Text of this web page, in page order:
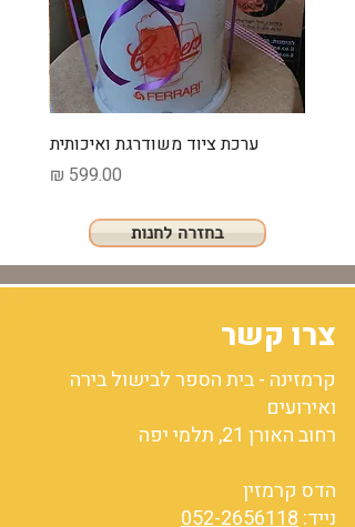
ערכת ציוד משודרגת ואיכותית
מחיר
בחזרה לחנות
צרו קשר
קרמזינה - בית הספר לבישול בירה
ואירועים
רחוב האורן 21, תלמי יפה
הדס קרמזין
נייד:052-2656118